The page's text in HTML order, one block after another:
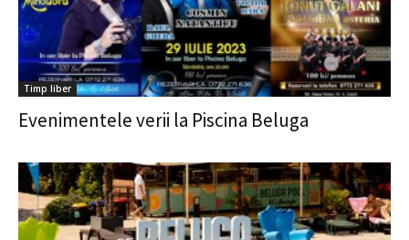
Timp liber
Evenimentele verii la Piscina Beluga